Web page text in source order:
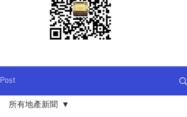
Post
所有地產新聞